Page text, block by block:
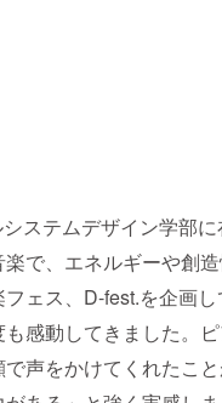
ステムデザイン学部
で、エネルギーや創
ェス、D-fest.を企画
感動してきました。
声をかけてくれたこ